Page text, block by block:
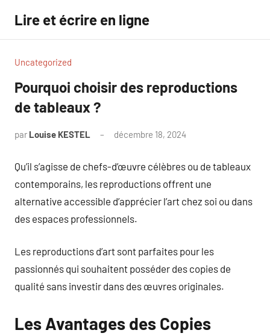
contenu
Lire et écrire en ligne
Uncategorized
Pourquoi choisir des reproductions
de tableaux ?
par Louise KESTEL décembre 18, 2024
Qu’il s’agisse de chefs-d’œuvre célèbres ou de tableaux
contemporains, les reproductions offrent une
alternative accessible d’apprécier l’art chez soi ou dans
des espaces professionnels.
Les reproductions d’art sont parfaites pour les
passionnés qui souhaitent posséder des copies de
qualité sans investir dans des œuvres originales.
Les Avantages des Copies